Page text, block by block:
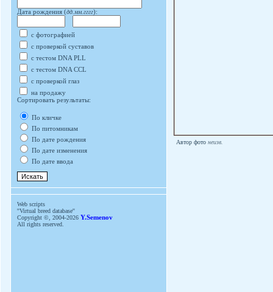
Дата рождения (дд.мм.гггг):
с фотографией
с проверкой суставов
с тестом DNA PLL
с тестом DNA CCL
с проверкой глаз
на продажу
Сортировать результаты:
По кличке
По питомникам
По дате рождения
По дате изменения
По дате ввода
Web scripts
''Virtual breed database''
Copyright ©, 2004-2026 Y.Semenov
All rights reserved.
Автор фото неизв.